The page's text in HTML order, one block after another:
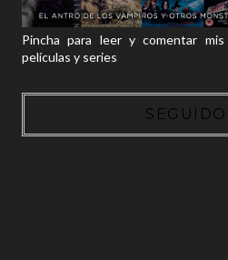
Pincha para leer y comentar
películas y series